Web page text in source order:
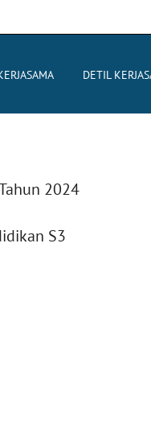
DETIL
2024
S3